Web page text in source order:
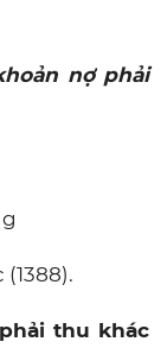
nợ phải
(1388).
thu khác